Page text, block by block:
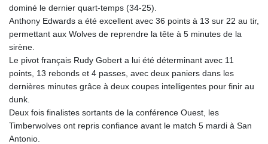
dominé le dernier quart-temps (34-25).
Anthony Edwards a été excellent avec 36 points à 13 sur 22 au tir,
permettant aux Wolves de reprendre la tête à 5 minutes de la
sirène.
Le pivot français Rudy Gobert a lui été déterminant avec 11
points, 13 rebonds et 4 passes, avec deux paniers dans les
dernières minutes grâce à deux coupes intelligentes pour finir au
dunk.
Deux fois finalistes sortants de la conférence Ouest, les
Timberwolves ont repris confiance avant le match 5 mardi à San
Antonio.